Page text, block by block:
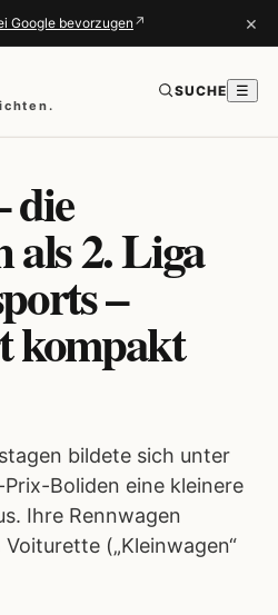
Google bevorzugen ↗ ×
SUCHE ☰
die
als 2. Liga
–
kompakt
bildete sich unter
Boliden eine kleinere
Ihre Rennwagen
(„Kleinwagen“